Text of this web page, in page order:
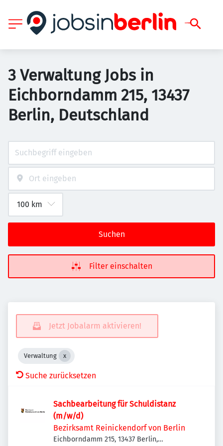
3 Verwaltung Jobs in
Eichborndamm 215, 13437
Berlin, Deutschland
Suchen
Filter einschalten
Jetzt Jobalarm aktivieren!
Verwaltung
Suche zurücksetzen
Sachbearbeitung für Schuldistanz
(m/w/d)
Bezirksamt Reinickendorf von Berlin
Eichborndamm 215, 13437 Berlin,